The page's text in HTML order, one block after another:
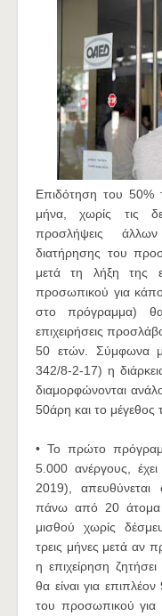
Επιδότηση του 50%
μήνα, χωρίς τις
προσλήψεις
διατήρησης του
μετά τη λήξη της
προσωπικού για
στο πρόγραμμα)
επιχειρήσεις
50 ετών. Σύμφωνα
342/8-2-17) η
διαμορφώνονται
50άρη και το μέγεθος
• Το πρώτο
5.000 ανέργους,
2019), απευθύνεται
πάνω από 20 άτομα
μισθού χωρίς
τρεις μήνες μετά αν
η επιχείρηση
θα είναι για
του προσωπικού